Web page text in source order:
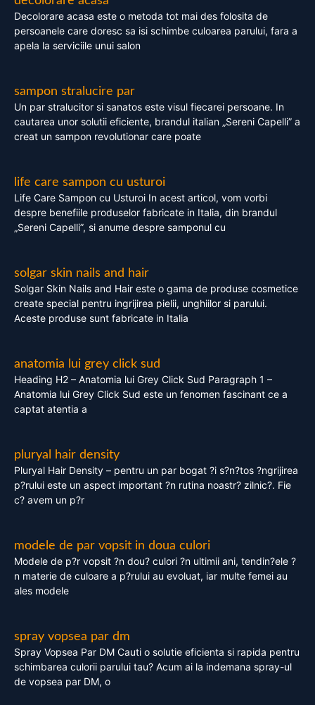
Decolorare acasa este o metoda tot mai des folosita de
persoanele care doresc sa isi schimbe culoarea parului, fara a
apela la serviciile unui salon
sampon stralucire par
Un par stralucitor si sanatos este visul fiecarei persoane. In
cautarea unor solutii eficiente, brandul italian „Sereni Capelli” a
creat un sampon revolutionar care poate
life care sampon cu usturoi
Life Care Sampon cu Usturoi In acest articol, vom vorbi
despre benefiile produselor fabricate in Italia, din brandul
„Sereni Capelli”, si anume despre samponul cu
solgar skin nails and hair
Solgar Skin Nails and Hair este o gama de produse cosmetice
create special pentru ingrijirea pielii, unghiilor si parului.
Aceste produse sunt fabricate in Italia
anatomia lui grey click sud
Heading H2 – Anatomia lui Grey Click Sud Paragraph 1 –
Anatomia lui Grey Click Sud este un fenomen fascinant ce a
captat atentia a
pluryal hair density
Pluryal Hair Density – pentru un par bogat ?i s?n?tos ?ngrijirea
p?rului este un aspect important ?n rutina noastr? zilnic?. Fie
c? avem un p?r
modele de par vopsit in doua culori
Modele de p?r vopsit ?n dou? culori ?n ultimii ani, tendin?ele ?
n materie de culoare a p?rului au evoluat, iar multe femei au
ales modele
spray vopsea par dm
Spray Vopsea Par DM Cauti o solutie eficienta si rapida pentru
schimbarea culorii parului tau? Acum ai la indemana spray-ul
de vopsea par DM, o